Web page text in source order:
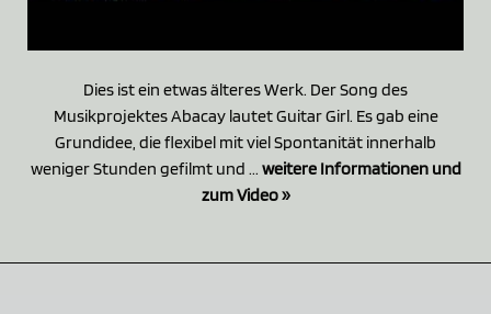
Dies ist ein etwas älteres Werk. Der Song des
Musikprojektes Abacay lautet Guitar Girl. Es gab eine
Grundidee, die flexibel mit viel Spontanität innerhalb
weniger Stunden gefilmt und ... weitere Informationen und
zum Video »